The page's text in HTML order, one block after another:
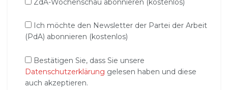
ZdA-Wochenschau abonnieren (kostenlos)
Ich möchte den Newsletter der Partei der Arbeit
(PdA) abonnieren (kostenlos)
Bestätigen Sie, dass Sie unsere
Datenschutzerklärung gelesen haben und diese
auch akzeptieren.